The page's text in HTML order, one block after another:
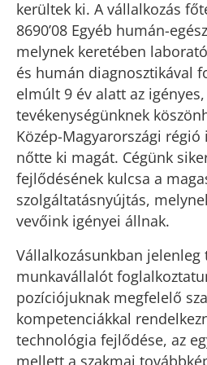
kerültek ki. A vállalkozás
8690’08 Egyéb humán-
melynek keretében
és humán diagnosztikával
elmúlt 9 év alatt az
tevékenységünknek
Közép-Magyarországi
nőtte ki magát. Cégünk
fejlődésének kulcsa a
szolgáltatásnyújtás,
vevőink igényei állnak.
Vállalkozásunkban
munkavállalót
pozíciójuknak megfelelő
kompetenciákkal
technológia fejlődése, az
mellett a szakmai